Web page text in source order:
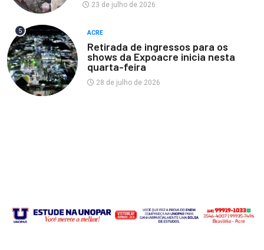
23 de julho de 2026
5 ACRE
Retirada de ingressos para os
shows da Expoacre inicia nesta
quarta-feira
28 de julho de 2026